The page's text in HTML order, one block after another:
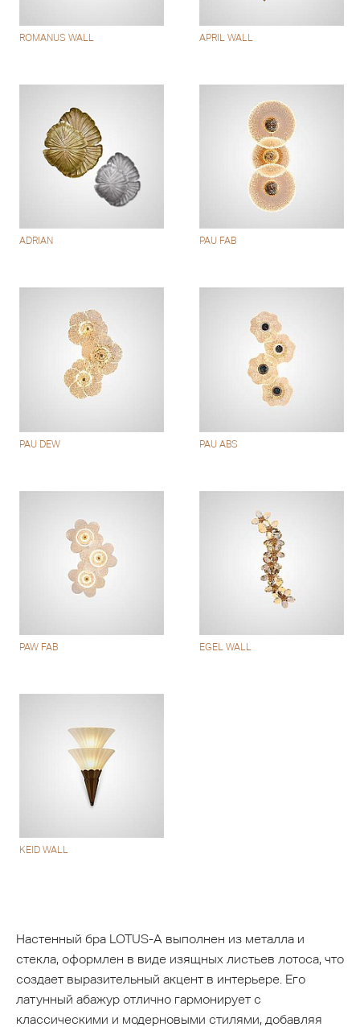
ROMANUS WALL APRIL WALL
ADRIAN PAU FAB
PAU DEW PAU ABS
PAW FAB EGEL WALL
KEID WALL
Настенный бра LOTUS-A выполнен из металла и
стекла, оформлен в виде изящных листьев лотоса, что
создает выразительный акцент в интерьере. Его
латунный абажур отлично гармонирует с
классическими и модерновыми стилями, добавляя